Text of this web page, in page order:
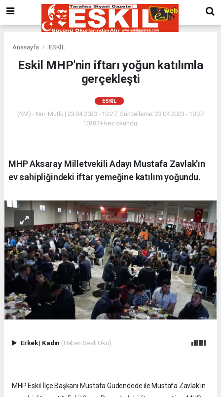
Anasayfa ESKİL
Eskil MHP'nin iftarı yoğun katılımla
gerçekleşti
ESKİL
(NM) - Nuri Mutlu | 23.04.2023 - 10:27, Güncelleme: 23.04.2023 - 10:27
10387+ kez okundu.
MHP Aksaray Milletvekili Adayı Mustafa Zavlak'ın
ev sahipliğindeki iftar yemeğine katılım yoğundu.
Erkek| Kadın (Haberi Sesli Oku)
MHP Eskil İlçe Başkanı Mustafa Güdendede ile Mustafa Zavlak'ın